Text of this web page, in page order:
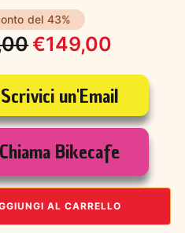
del 43%
€149,00
Scrivici un'Email
Chiama Bikecafe
AL CARRELLO